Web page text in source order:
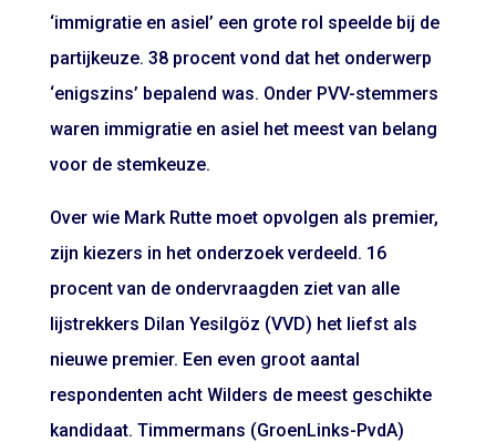
‘immigratie en asiel’ een grote rol speelde bij de
partijkeuze. 38 procent vond dat het onderwerp
‘enigszins’ bepalend was. Onder PVV-stemmers
waren immigratie en asiel het meest van belang
voor de stemkeuze.
Over wie Mark Rutte moet opvolgen als premier,
zijn kiezers in het onderzoek verdeeld. 16
procent van de ondervraagden ziet van alle
lijstrekkers Dilan Yesilgöz (VVD) het liefst als
nieuwe premier. Een even groot aantal
respondenten acht Wilders de meest geschikte
kandidaat. Timmermans (GroenLinks-PvdA)